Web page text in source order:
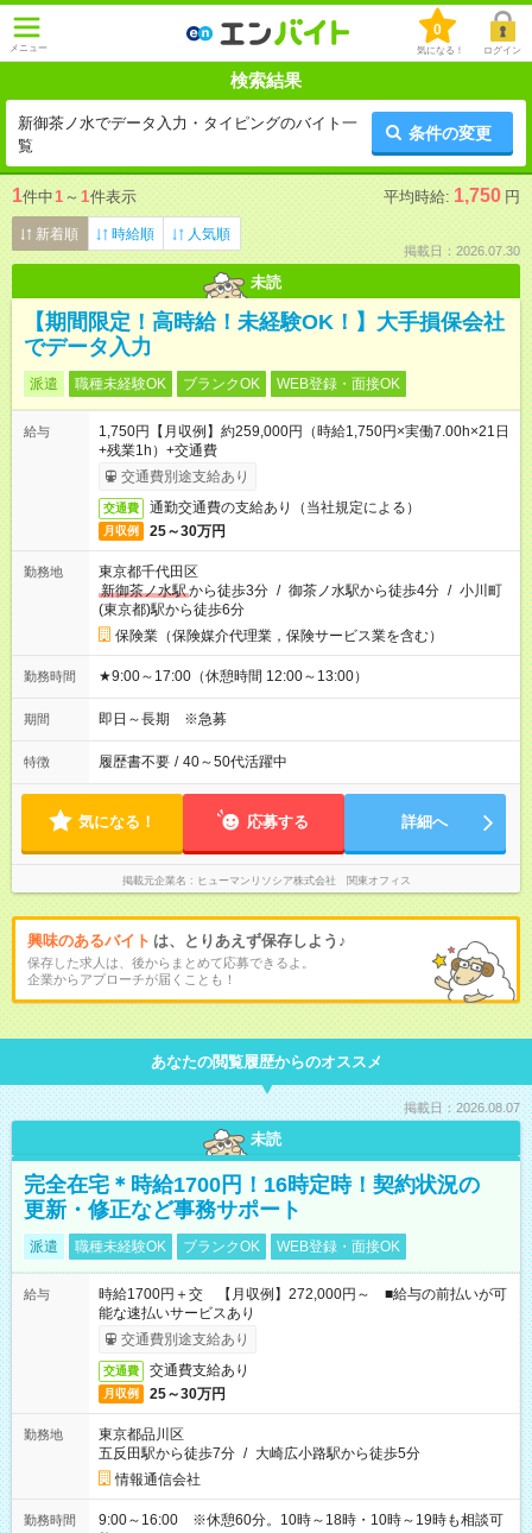
メニュー
0
気になる！ ログイン
検索結果
新御茶ノ水でデータ入力・タイピングのバイト一
覧
条件の変更
1件中1 ～ 1件表示 平均時給: 1,750 円
新着順 時給順 人気順
掲載日：2026.07.30
未読
【期間限定！高時給！未経験OK！】大手損保会社
でデータ入力
派遣 職種未経験OK ブランクOK WEB登録・面接OK
給与
1,750円【月収例】約259,000円（時給1,750円×実働7.00h×21日
+残業1h）+交通費
交通費別途支給あり
交通費 通勤交通費の支給あり（当社規定による）
月収例 25～30万円
勤務地
東京都千代田区
新御茶ノ水駅から徒歩3分 / 御茶ノ水駅から徒歩4分 / 小川町
(東京都)駅から徒歩6分
保険業（保険媒介代理業，保険サービス業を含む）
勤務時間 ★9:00～17:00（休憩時間 12:00～13:00）
期間 即日～長期 ※急募
特徴 履歴書不要 / 40～50代活躍中
気になる！ 応募する 詳細へ
掲載元企業名 ヒューマンリソシア株式会社 関東オフィス
興味のあるバイト は、とりあえず保存しよう♪
保存した求人は、後からまとめて応募できるよ。
企業からアプローチが届くことも！
あなたの閲覧履歴からのオススメ
掲載日：2026.08.07
未読
完全在宅＊時給1700円！16時定時！契約状況の
更新・修正など事務サポート
派遣 職種未経験OK ブランクOK WEB登録・面接OK
給与
時給1700円＋交 【月収例】272,000円～ ■給与の前払いが可
能な速払いサービスあり
交通費別途支給あり
交通費 交通費支給あり
月収例 25～30万円
勤務地
東京都品川区
五反田駅から徒歩7分 / 大崎広小路駅から徒歩5分
情報通信会社
勤務時間
9:00～16:00 ※休憩60分。10時～18時・10時～19時も相談可